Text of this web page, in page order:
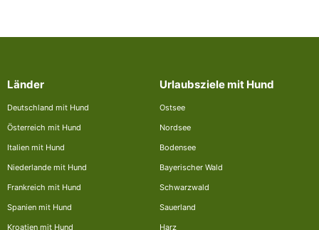
Länder
Deutschland mit Hund
Österreich mit Hund
Italien mit Hund
Niederlande mit Hund
Frankreich mit Hund
Spanien mit Hund
Kroatien mit Hund
Urlaubsziele mit Hund
Ostsee
Nordsee
Bodensee
Bayerischer Wald
Schwarzwald
Sauerland
Harz